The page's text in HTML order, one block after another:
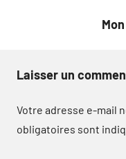
Laisser un
Votre adresse e-mail
obligatoires sont